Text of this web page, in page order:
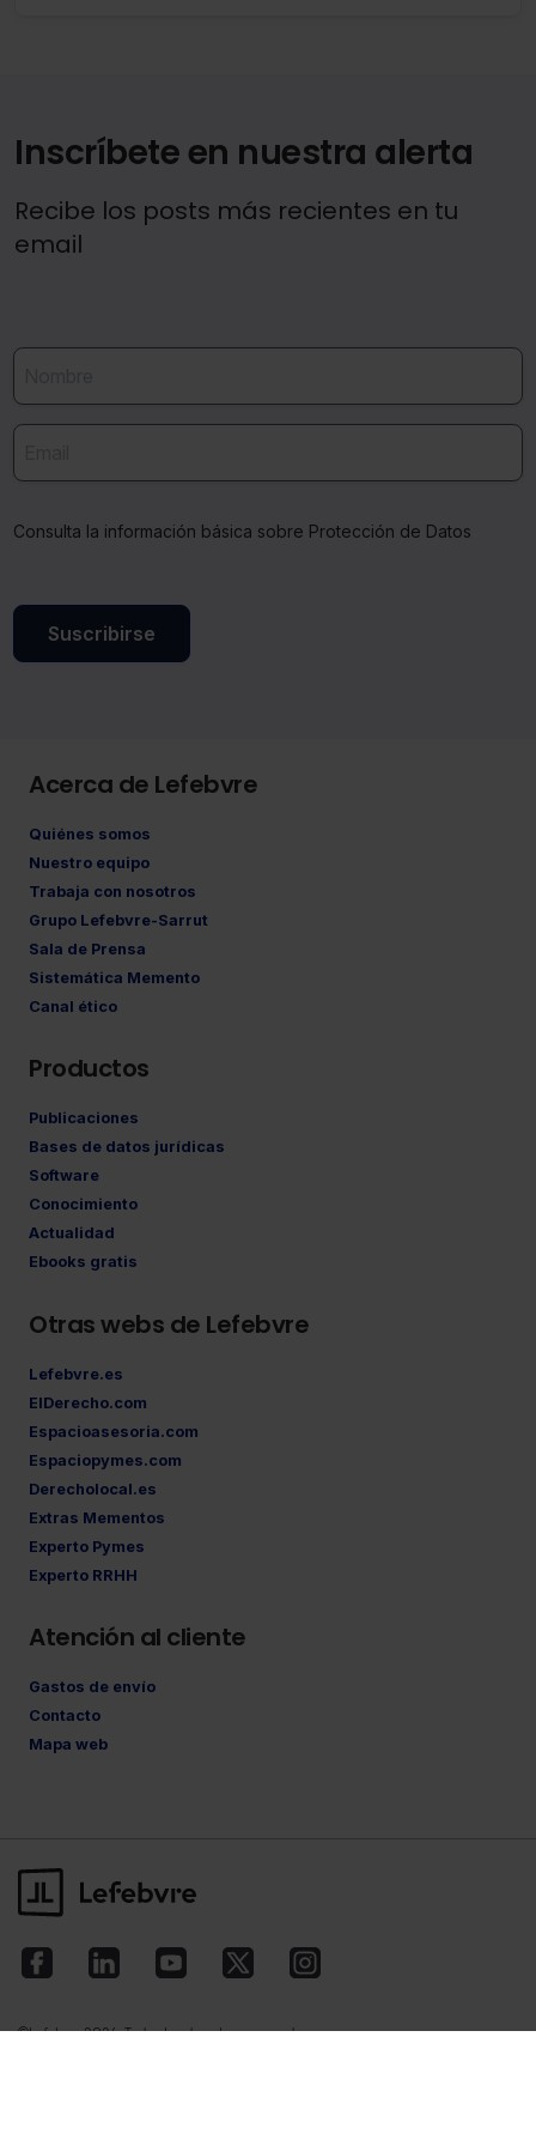
Inscríbete en nuestra alerta
Recibe los posts más recientes en tu
email
Consulta la información básica sobre Protección de Datos
Suscribirse
Acerca de Lefebvre
Quiénes somos
Nuestro equipo
Trabaja con nosotros
Grupo Lefebvre-Sarrut
Sala de Prensa
Sistemática Memento
Canal ético
Productos
Publicaciones
Bases de datos jurídicas
Software
Conocimiento
Actualidad
Ebooks gratis
Otras webs de Lefebvre
Lefebvre.es
ElDerecho.com
Espacioasesoria.com
Espaciopymes.com
Derecholocal.es
Extras Mementos
Experto Pymes
Experto RRHH
Atención al cliente
Gastos de envío
Contacto
Mapa web
©Lefebvre2026. Todos los derechos reservados.